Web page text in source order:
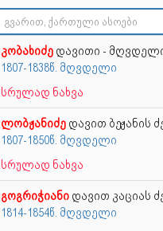
კობახიძედავითი -
1807-1838წ. მღვდელი
სრულად ნახვა
ლობჟანიძე დავით ბეჟანის
1807-1850წ. მღვდელი
სრულად ნახვა
გოგრიჭიანი დავით კაციას
1814-1854წ. მღვდელი